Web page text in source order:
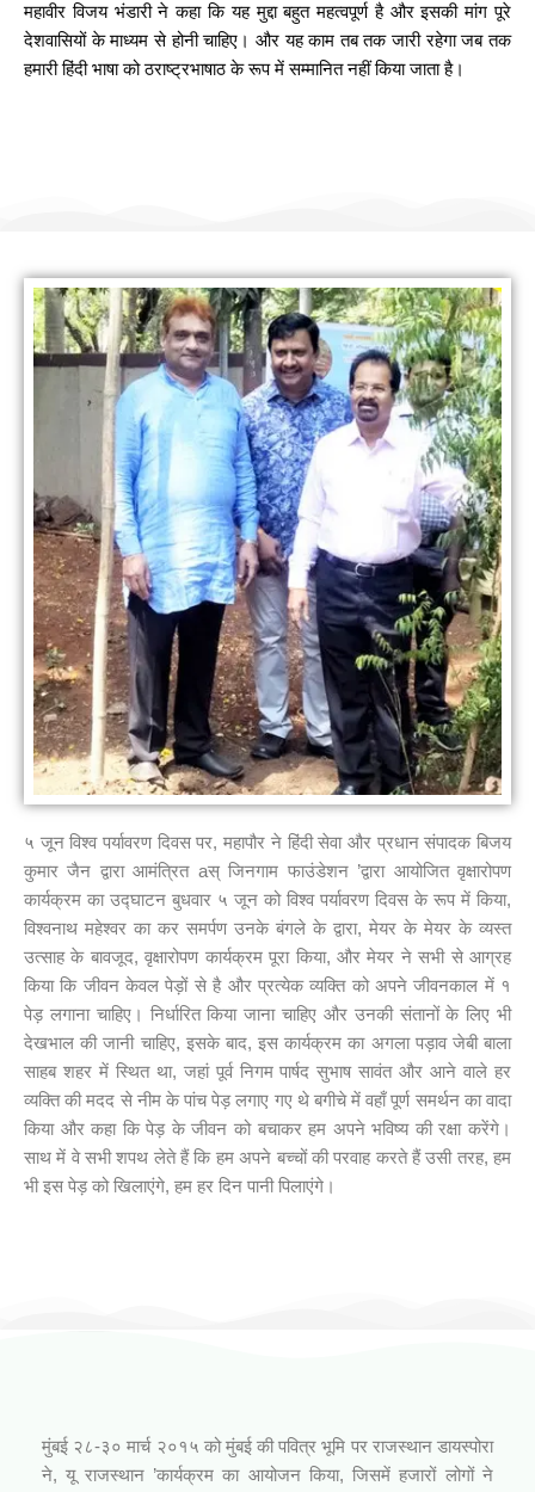
महावीर विजय भंडारी ने कहा कि यह मुद्दा बहुत महत्वपूर्ण है और इसकी मांग पूरे
देशवासियों के माध्यम से होनी चाहिए। और यह काम तब तक जारी रहेगा जब तक
हमारी हिंदी भाषा को ठराष्ट्रभाषाठ के रूप में सम्मानित नहीं किया जाता है।
५ जून विश्व पर्यावरण दिवस पर, महापौर ने हिंदी सेवा और प्रधान संपादक बिजय
कुमार जैन द्वारा आमंत्रित aस् जिनगाम फाउंडेशन ’द्वारा आयोजित वृक्षारोपण
कार्यक्रम का उद्घाटन बुधवार ५ जून को विश्व पर्यावरण दिवस के रूप में किया,
विश्वनाथ महेश्वर का कर समर्पण उनके बंगले के द्वारा, मेयर के मेयर के व्यस्त
उत्साह के बावजूद, वृक्षारोपण कार्यक्रम पूरा किया, और मेयर ने सभी से आग्रह
किया कि जीवन केवल पेड़ों से है और प्रत्येक व्यक्ति को अपने जीवनकाल में १
पेड़ लगाना चाहिए। निर्धारित किया जाना चाहिए और उनकी संतानों के लिए भी
देखभाल की जानी चाहिए, इसके बाद, इस कार्यक्रम का अगला पड़ाव जेबी बाला
साहब शहर में स्थित था, जहां पूर्व निगम पार्षद सुभाष सावंत और आने वाले हर
व्यक्ति की मदद से नीम के पांच पेड़ लगाए गए थे बगीचे में वहाँ पूर्ण समर्थन का वादा
किया और कहा कि पेड़ के जीवन को बचाकर हम अपने भविष्य की रक्षा करेंगे।
साथ में वे सभी शपथ लेते हैं कि हम अपने बच्चों की परवाह करते हैं उसी तरह, हम
भी इस पेड़ को खिलाएंगे, हम हर दिन पानी पिलाएंगे।
मुंबई २८-३० मार्च २०१५ को मुंबई की पवित्र भूमि पर राजस्थान डायस्पोरा
ने, यू राजस्थान ’कार्यक्रम का आयोजन किया, जिसमें हजारों लोगों ने